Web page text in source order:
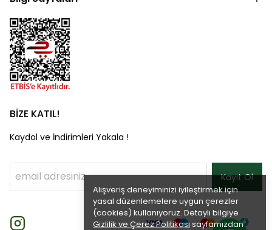
Alışveriş deneyiminizi iyileştirmek için
yasal düzenlemelere uygun çerezler
(cookies) kullanıyoruz. Detaylı bilgiye
Gizlilik ve Çerez Politikası sayfamızdan
BİZE KATIL!
Kaydol ve İndirimleri Yakala !
Kayıt Ol